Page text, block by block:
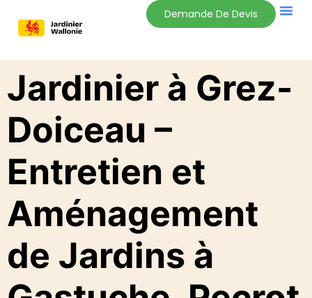
Demande De Devis
Jardinier à Grez-
Doiceau –
Entretien et
Aménagement
de Jardins à